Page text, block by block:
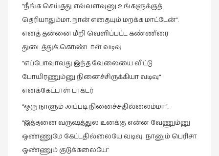
சினிமா
சுழலும்
பார்வைகள்
தனிமை
கொண்டவர்கள்
திரை
“நீங்க செய்தது எவ்வளவுனு உங்களுக்குத்
தெரியாதும்மா. நான் எதையும் மறக்க மாட்டேன்“.
எனத் தன்னை மீறி வெளிப்பட்ட கண்ணீரை
துடைத்துக் கொண்டாள் வடிவு
“எப்போவாவது இந்த வேலையை விட்டு
போயிரணும்னு நினைச்சிருக்கியா வடிவு“
எனக்கேட்டாள் டாக்டர்
“ஒரு நாளும் அப்படி நினைச்சதில்லைம்மா“..
“இத்தனை வருஷத்துல உனக்கு என்ன வேணும்னு
ஒண்ணுமே கேட்டதில்லையே வடிவு.. நானும் பெரிசா
ஒண்ணும் குடுக்கலையே“